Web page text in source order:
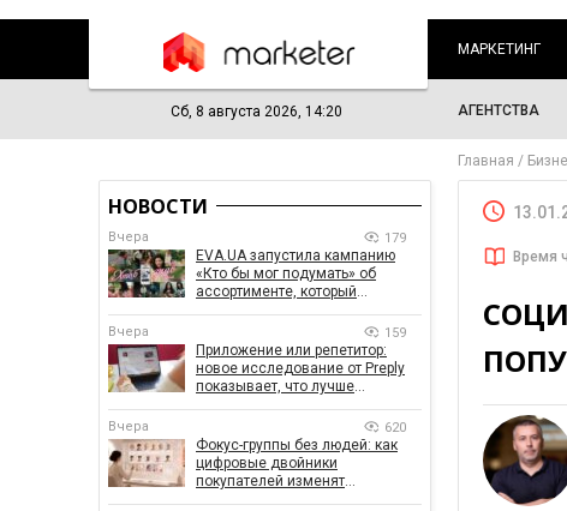
МАРКЕТИНГ
Сб, 8 августа 2026, 14:20 АГЕНТСТВА
Главная
Время
НОВОСТИ
Вчера 179
EVA.UA запустила кампанию
«Кто бы мог подумать» об
ассортименте, который
Вчера 159
Приложение или репетитор:
новое исследование от Preply
показывает, что лучше
Вчера 620
Фокус-группы без людей: как
цифровые двойники
покупателей изменят